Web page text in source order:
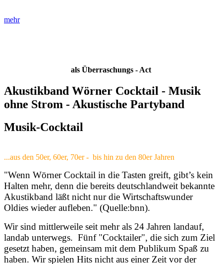
mehr
als Überraschungs - Act
Akustikband Wörner Cocktail - Musik
ohne Strom - Akustische Partyband
Musik-Cocktail
...aus den 50er, 60er, 70er - bis hin zu den 80er Jahren
"Wenn Wörner Cocktail in die Tasten greift, gibt’s kein
Halten mehr, denn die bereits deutschlandweit bekannte
Akustikband läßt nicht nur die Wirtschaftswunder
Oldies wieder aufleben." (Quelle:bnn).
Wir sind mittlerweile seit mehr als 24 Jahren landauf,
landab unterwegs. Fünf "Cocktailer", die sich zum Ziel
gesetzt haben, gemeinsam mit dem Publikum Spaß zu
haben. Wir spielen Hits nicht aus einer Zeit vor der